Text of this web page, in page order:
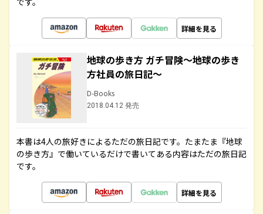
詳細を見る
地球の歩き方 ガチ冒険～地球の歩き
方社員の旅日記～
D-Books
2018.04.12 発売
本書は4人の旅好きによるただの旅日記です。たまたま『地球
の歩き方』で働いているだけで書いてある内容はただの旅日記
です。
詳細を見る